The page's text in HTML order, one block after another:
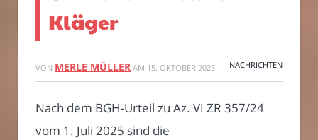
Kläger
VON MERLE MÜLLER AM 15. OKTOBER 2025 NACHRICHTEN
Nach dem BGH-Urteil zu Az. VI ZR 357/24
vom 1. Juli 2025 sind die